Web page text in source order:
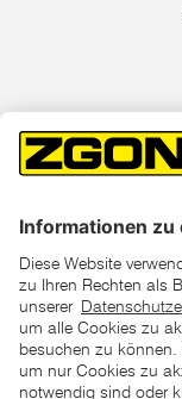
*der "statt"-Preis